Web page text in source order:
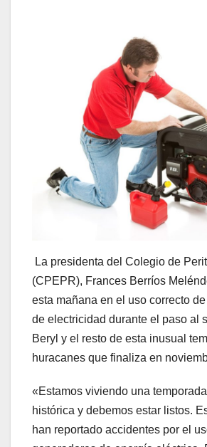
La presidenta del Colegio de
(CPEPR), Frances Berríos
esta mañana en el uso correcto
de electricidad durante el paso al
Beryl y el resto de esta inusual
huracanes que finaliza en
«Estamos viviendo una
histórica y debemos estar listos.
han reportado accidentes por el